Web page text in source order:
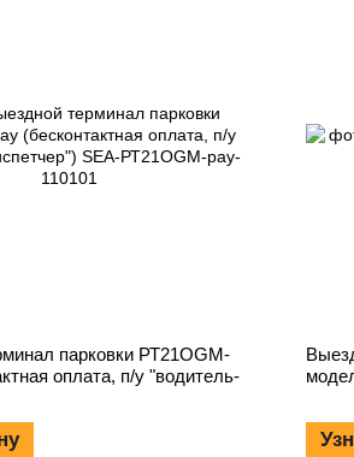
парковки РТ21OGM-
оплата, п/у "водитель-